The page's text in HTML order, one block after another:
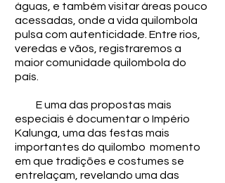
águas, e também visitar áreas pouco
acessadas, onde a vida quilombola
pulsa com autenticidade. Entre rios,
veredas e vãos, registraremos a
maior comunidade quilombola do
país.
E uma das propostas mais
especiais é documentar o Império
Kalunga, uma das festas mais
importantes do quilombo momento
em que tradições e costumes se
entrelaçam, revelando uma das